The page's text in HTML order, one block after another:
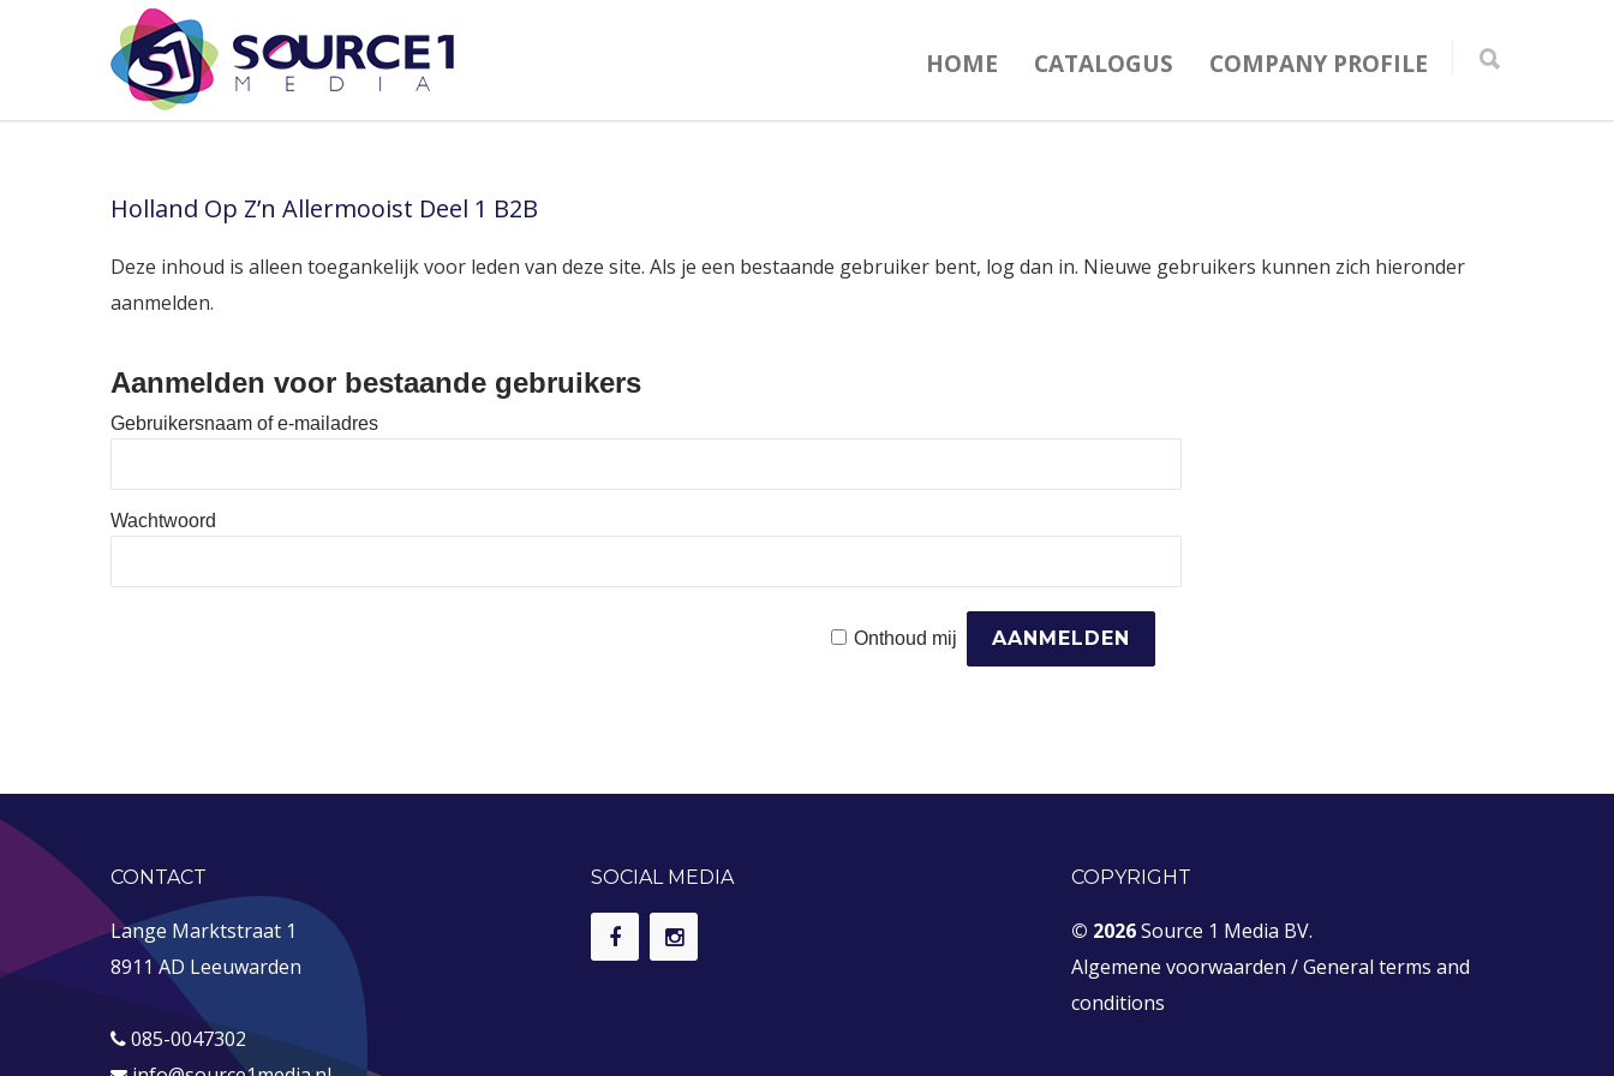
HOME CATALOGUS COMPANY PROFILE
Holland Op Z’n Allermooist Deel 1 B2B
Deze inhoud is alleen toegankelijk voor leden van deze site. Als je een bestaande gebruiker bent, log dan in. Nieuwe gebruikers kunnen zich hieronder
aanmelden.
Aanmelden voor bestaande gebruikers
Gebruikersnaam of e-mailadres
Wachtwoord
Onthoud mij
CONTACT
Lange Marktstraat 1
8911 AD Leeuwarden
085-0047302
SOCIAL MEDIA COPYRIGHT
© 2026Source 1 Media BV.
Algemene voorwaarden /General terms and
conditions